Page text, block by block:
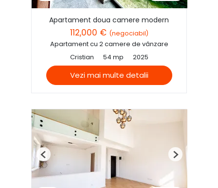
Apartament doua camere modern
112,000 € (negociabil)
Apartament cu 2 camere de vânzare
Cristian
54 mp 2025
Vezi mai multe detalii
Previous Next